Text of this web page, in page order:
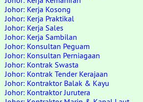
Johor: Kerja Kosong
Johor: Kerja Praktikal
Johor: Kerja Sales
Johor: Kerja Sambilan
Johor: Konsultan Peguam
Johor: Konsultan Perniagaan
Johor: Kontrak Swasta
Johor: Kontrak Tender Kerajaan
Johor: Kontraktor Balak & Kayu
Johor: Kontraktor Jurutera